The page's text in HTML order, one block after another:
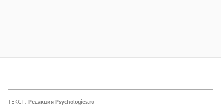
ТЕКСТ: Редакция Psychologies.ru